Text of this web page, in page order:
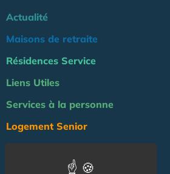
Actualité
Maisons de retraite
Résidences Service
Liens Utiles
Services à la personne
Logement Senior
Emploi & formation